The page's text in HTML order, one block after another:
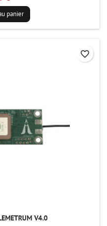
panier
V4.0
favorite_border